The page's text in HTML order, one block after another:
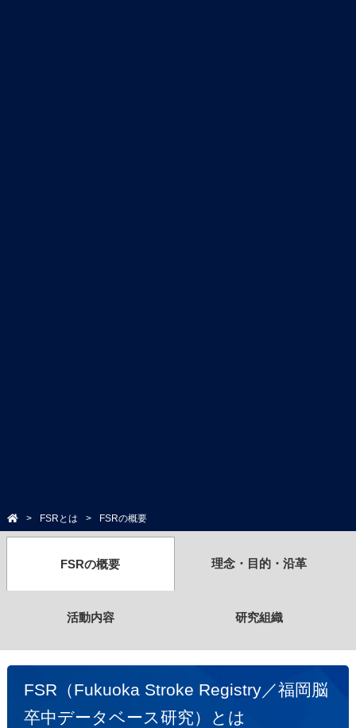
FSRとは FSRの概要
FSRの概要 理念・目的・沿革
活動内容 研究組織
FSR（Fukuoka Stroke Registry／福岡脳
卒中データベース研究）とは